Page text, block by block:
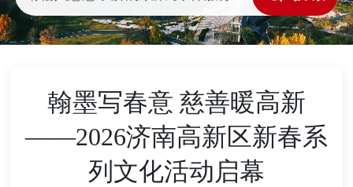
翰墨写春意 慈善暖高新
——2026济南高新区新春系
列文化活动启幕